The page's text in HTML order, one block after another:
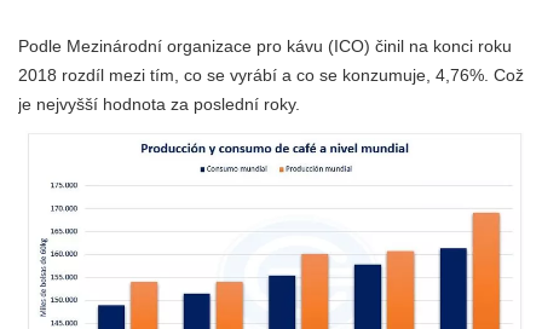
Podle Mezinárodní organizace pro kávu (ICO) činil na konci roku
2018 rozdíl mezi tím, co se vyrábí a co se konzumuje, 4,76%. Což
je nejvyšší hodnota za poslední roky.